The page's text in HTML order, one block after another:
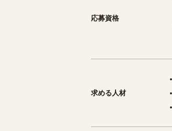
応募資格
求める人材